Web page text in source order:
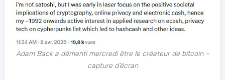
Adam Back a démenti mercredi être le créateur de bitcoin –
capture d’écran